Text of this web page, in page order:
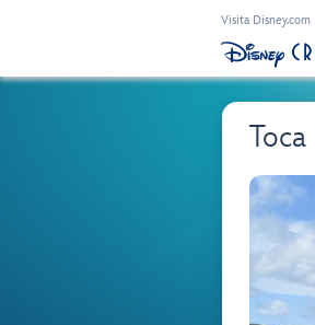
Visita Disney.com